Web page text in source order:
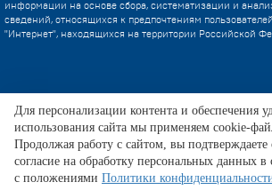
информации на основе сбора, систематизации и
сведений, относящихся к предпочтениям
"Интернет", находящихся на территории Российской
Для персонализации контента и обеспечения
использования сайта мы применяем cookie-
Продолжая работу с сайтом, вы подтверждаете
согласие на обработку персональных данных в
с положениями Политики